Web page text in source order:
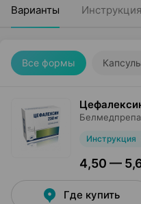
Варианты Инструкция
Все формы
Инструкция
4,50 —
Где купить